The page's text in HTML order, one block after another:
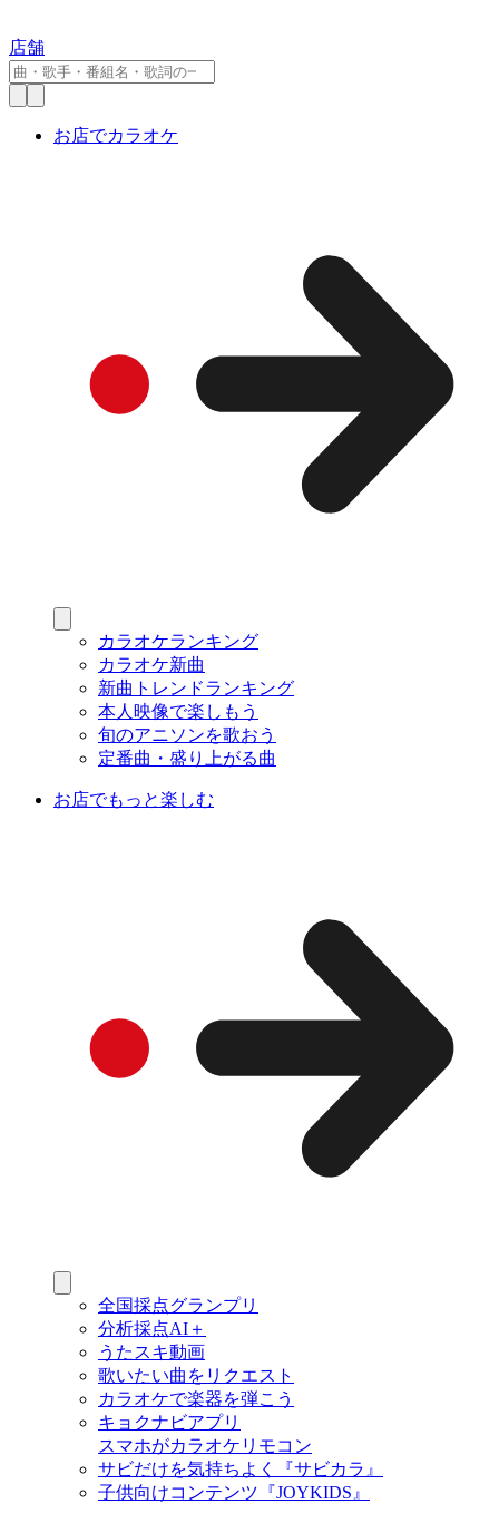
店舗
お店でカラオケ
カラオケランキング
カラオケ新曲
新曲トレンドランキング
本人映像で楽しもう
旬のアニソンを歌おう
定番曲・盛り上がる曲
お店でもっと楽しむ
全国採点グランプリ
分析採点AI＋
うたスキ動画
歌いたい曲をリクエスト
カラオケで楽器を弾こう
キョクナビアプリ
スマホがカラオケリモコン
サビだけを気持ちよく『サビカラ』
子供向けコンテンツ『JOYKIDS』